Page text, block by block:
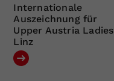
Internationale
Auszeichnung für
Upper Austria Ladies
Linz